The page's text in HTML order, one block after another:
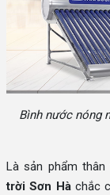
Bình nước nóng
Là sản phẩm
trời Sơn Hàchắc